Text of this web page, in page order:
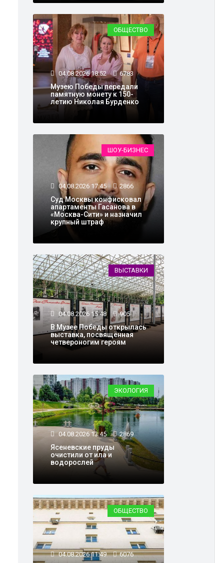
ОБЩЕСТВО
04.08.2026 18:52 6783
Музею Победы передали
памятную монету к 150-
летию Николая Бурденко
ШОУ-БИЗНЕС
04.08.2026 17:45 2866
Суд Москвы конфисковал
апартаменты Гасанова в
«Москва-Сити» и назначил
крупный штраф
ВЫСТАВКИ
04.08.2026 15:48 905
В Музее Победы открылась
выставка, посвящённая
четвероногим героям
ЭКОЛОГИЯ
04.08.2026 13:45 2869
Ясеневские пруды
очистили от ила и
водорослей
ОБЩЕСТВО
04.08.2026 11:49 6076